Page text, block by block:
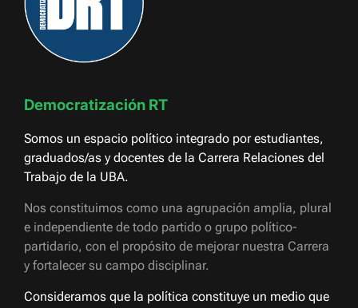
Democratización RT
Somos un espacio político integrado por estudiantes,
graduados/as y docentes de la Carrera Relaciones del
Trabajo de la UBA.
Nos constituimos como una agrupación amplia, plural
e independiente de todo partido o grupo político-
partidario, con el propósito de mejorar nuestra Carrera
y fortalecer su campo disciplinar.
Consideramos que la política constituye un medio que